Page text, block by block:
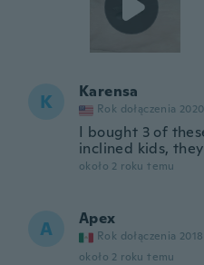
K Karensa
Rok dołączenia 2020
I bought 3 of
inclined kids,
około 2 roku temu
A Apex
Rok dołączenia 2018
około 2 roku temu